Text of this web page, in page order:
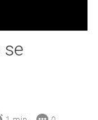
se